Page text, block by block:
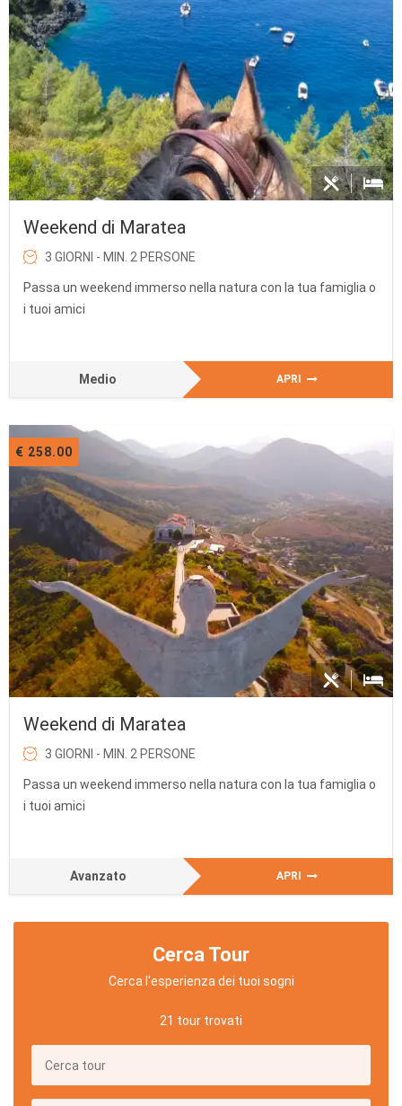
Weekend di Maratea
3 GIORNI - MIN. 2 PERSONE
Passa un weekend immerso nella natura con la tua famiglia o
i tuoi amici
Medio APRI
€ 258.00
Weekend di Maratea
3 GIORNI - MIN. 2 PERSONE
Passa un weekend immerso nella natura con la tua famiglia o
i tuoi amici
Avanzato APRI
Cerca Tour
Cerca l'esperienza dei tuoi sogni
21 tour trovati